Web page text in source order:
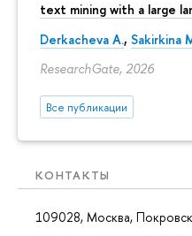
text mining with a large
Derkacheva A., Sakirkina
ResearchGate, 2026
Все публикации
КОНТАКТЫ
109028, Москва,